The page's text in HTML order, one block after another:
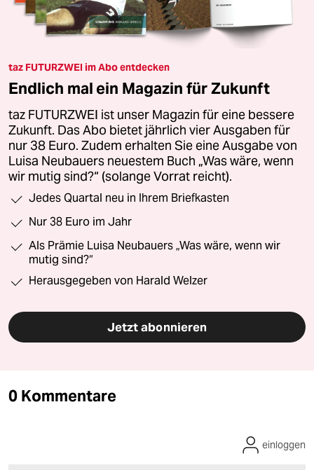
taz FUTURZWEI im Abo entdecken
Endlich mal ein Magazin für Zukunft
taz FUTURZWEI ist unser Magazin für eine bessere
Zukunft. Das Abo bietet jährlich vier Ausgaben für
nur 38 Euro. Zudem erhalten Sie eine Ausgabe von
Luisa Neubauers neuestem Buch „Was wäre, wenn
wir mutig sind?“ (solange Vorrat reicht).
Jedes Quartal neu in Ihrem Briefkasten
Nur 38 Euro im Jahr
Als Prämie Luisa Neubauers „Was wäre, wenn wir
mutig sind?“
Herausgegeben von Harald Welzer
Jetzt abonnieren
0 Kommentare
einloggen